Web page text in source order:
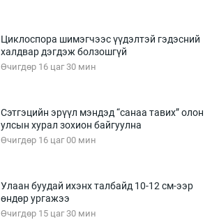
Циклоспора шимэгчээс үүдэлтэй гэдэсний
халдвар дэгдэж болзошгүй
Өчигдөр 16 цаг 30 мин
Сэтгэцийн эрүүл мэндэд “санаа тавих” олон
улсын хурал зохион байгуулна
Өчигдөр 16 цаг 00 мин
Улаан буудай ихэнх талбайд 10-12 см-ээр
өндөр ургажээ
Өчигдөр 15 цаг 30 мин